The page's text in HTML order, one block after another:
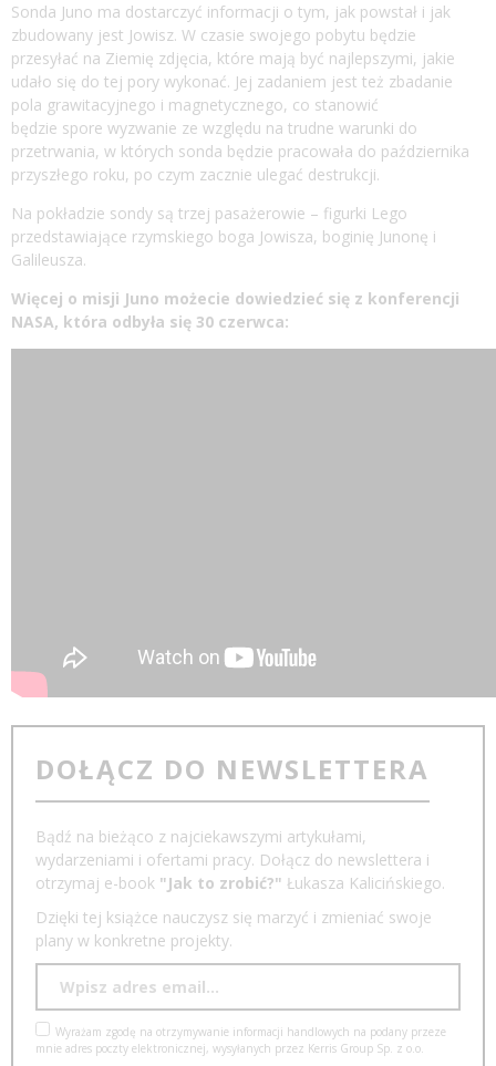
Sonda Juno ma dostarczyć informacji o tym, jak powstał i jak
zbudowany jest Jowisz. W czasie swojego pobytu będzie
przesyłać na Ziemię zdjęcia, które mają być najlepszymi, jakie
udało się do tej pory wykonać. Jej zadaniem jest też zbadanie
pola grawitacyjnego i magnetycznego, co stanowić
będzie spore wyzwanie ze względu na trudne warunki do
przetrwania, w których sonda będzie pracowała do października
przyszłego roku, po czym zacznie ulegać destrukcji.
Na pokładzie sondy są trzej pasażerowie – figurki Lego
przedstawiające rzymskiego boga Jowisza, boginię Junonę i
Galileusza.
Więcej o misji Juno możecie dowiedzieć się z konferencji
NASA, która odbyła się 30 czerwca:
DOŁĄCZ DO NEWSLETTERA
Bądź na bieżąco z najciekawszymi artykułami,
wydarzeniami i ofertami pracy. Dołącz do newslettera i
otrzymaj e-book "Jak to zrobić?" Łukasza Kalicińskiego.
Dzięki tej książce nauczysz się marzyć i zmieniać swoje
plany w konkretne projekty.
Wyrażam zgodę na otrzymywanie informacji handlowych na podany przeze
mnie adres poczty elektronicznej, wysyłanych przez Kerris Group Sp. z o.o.